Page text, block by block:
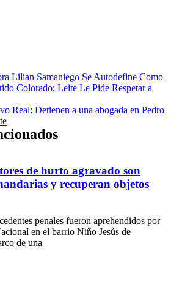
Lilian Samaniego Se Autodefine Como
Colorado; Leite Le Pide Respetar a
Real: Detienen a una abogada en Pedro
de hurto agravado son
y recuperan objetos
penales fueron aprehendidos por
en el barrio Niño Jesús de
de una